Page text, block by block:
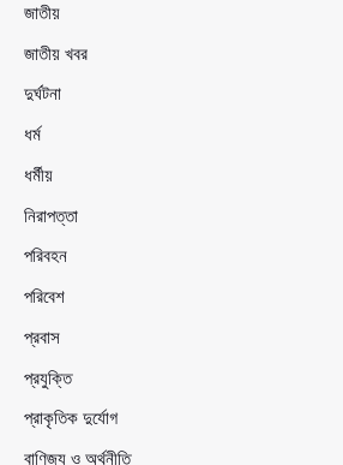
জাতীয়
জাতীয় খবর
দুর্ঘটনা
ধর্ম
ধর্মীয়
নিরাপত্তা
পরিবহন
পরিবেশ
প্রবাস
প্রযুক্তি
প্রাকৃতিক দুর্যোগ
বাণিজ্য ও অর্থনীতি